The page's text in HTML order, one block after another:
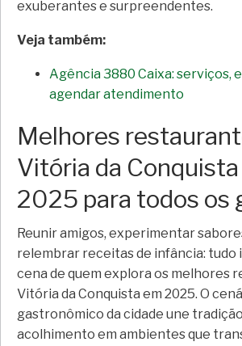
exuberantes e surpreendentes.
Veja também:
Agência 3880 Caixa: serviços,
agendar atendimento
Melhores
Vitória da
2025 para todos os
Reunir amigos, experimentar
relembrar receitas de infância: tudo
cena de quem explora os melhores
Vitória da Conquista em 2025. O
gastronômico da cidade une
acolhimento em ambientes que